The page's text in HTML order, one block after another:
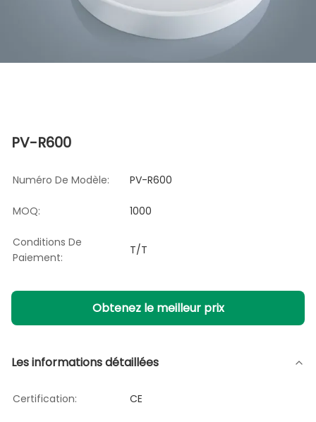
PV-R600
Numéro De Modèle: PV-R600
MOQ: 1000
Conditions De
Paiement:
T/T
Obtenez le meilleur prix
Les informations détaillées
Certification: CE